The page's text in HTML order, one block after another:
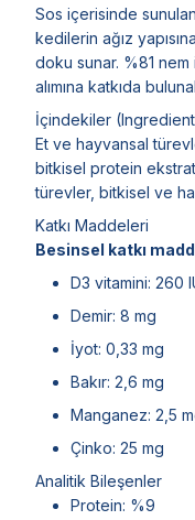
Sos içerisinde
kedilerin ağız
doku sunar. %81 nem
alımına katkıda
İçindekiler
Et ve hayvansal
bitkisel protein
türevler, bitkisel ve
Katkı Maddeleri
Besinsel katkı
D3 vitamini: 260
Demir: 8 mg
İyot: 0,33 mg
Bakır: 2,6 mg
Manganez: 2,5
Çinko: 25 mg
Analitik Bileşenler
Protein: %9